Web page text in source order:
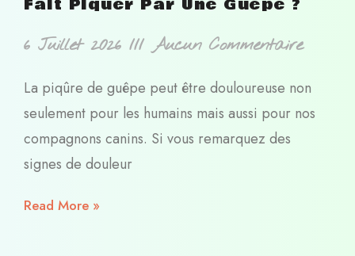
6 Juillet 2026 Aucun Commentaire
La piqûre de guêpe peut être douloureuse non
seulement pour les humains mais aussi pour nos
compagnons canins. Si vous remarquez des
signes de douleur
Read More »